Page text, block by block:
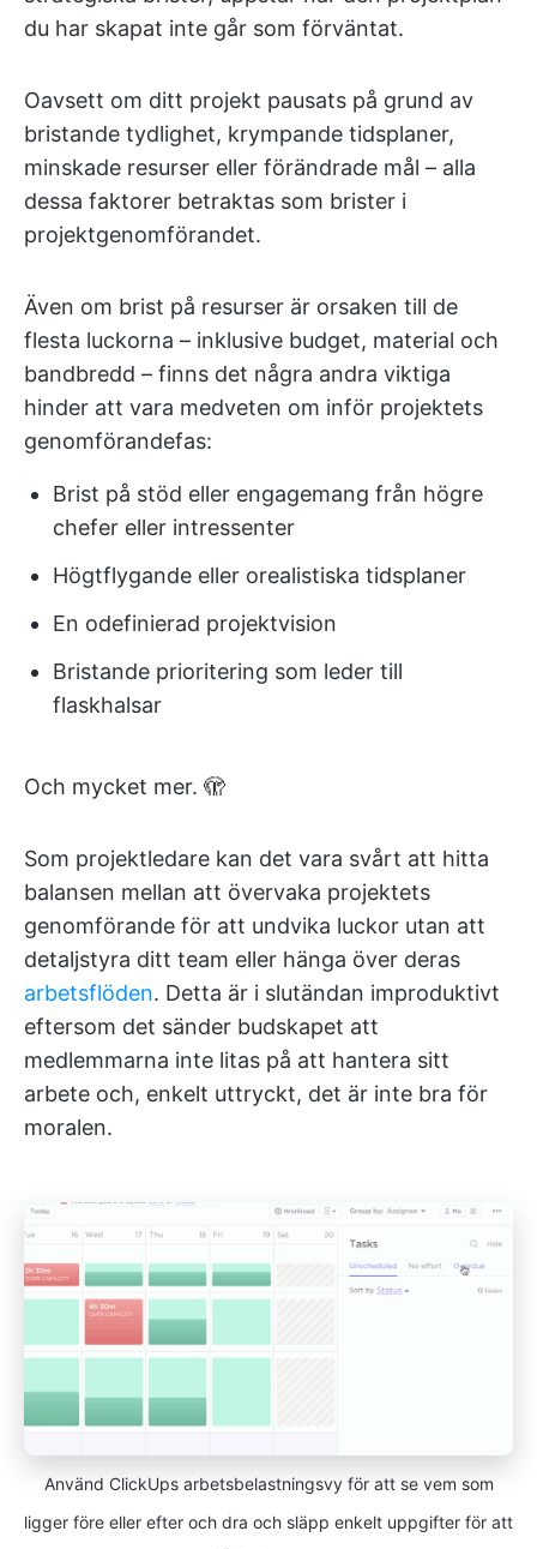
du har skapat inte går som förväntat.
Oavsett om ditt projekt pausats på grund av
bristande tydlighet, krympande tidsplaner,
minskade resurser eller förändrade mål – alla
dessa faktorer betraktas som brister i
projektgenomförandet.
Även om brist på resurser är orsaken till de
flesta luckorna – inklusive budget, material och
bandbredd – finns det några andra viktiga
hinder att vara medveten om inför projektets
genomförandefas:
Brist på stöd eller engagemang från högre
chefer eller intressenter
Högtflygande eller orealistiska tidsplaner
En odefinierad projektvision
Bristande prioritering som leder till
flaskhalsar
Och mycket mer. 🫣
Som projektledare kan det vara svårt att hitta
balansen mellan att övervaka projektets
genomförande för att undvika luckor utan att
detaljstyra ditt team eller hänga över deras
arbetsflöden. Detta är i slutändan improduktivt
eftersom det sänder budskapet att
medlemmarna inte litas på att hantera sitt
arbete och, enkelt uttryckt, det är inte bra för
moralen.
Använd ClickUps arbetsbelastningsvy för att se vem som
ligger före eller efter och dra och släpp enkelt uppgifter för att